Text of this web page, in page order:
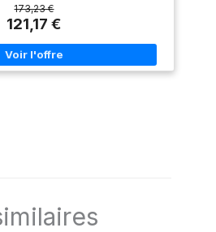
CleanSystem fourni Accepte les
avec un diamètre nominal de 190
AF, boîtier CleanSystem, guide de
éléments de rail de guidage (de 35
Wood (diamètre 190 mm), butée
parallèle, carton
173,23 €
121,17 €